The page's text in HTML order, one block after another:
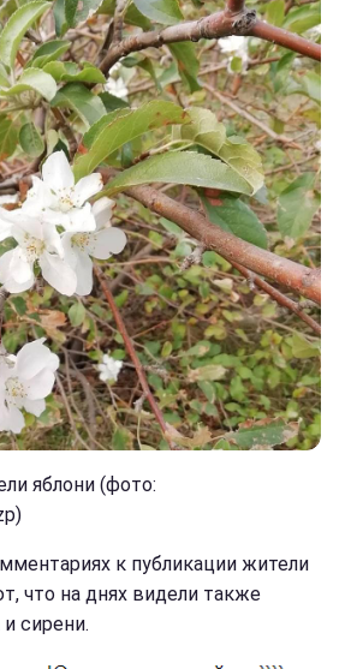
яблони (фото:
к публикации жители
что на днях видели также
сирени.